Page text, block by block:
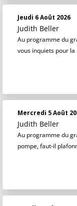
Jeudi 6 Août 2026
Judith Beller
Au programme du
vous inquiets pour
Mercredi 5 Août
Judith Beller
Au programme du
pompe, faut-il